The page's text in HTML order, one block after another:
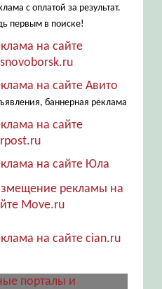
с оплатой за результат.
первым в поиске!
на сайте
на сайте Авито
баннерная реклама
на сайте
на сайте Юла
рекламы на
Move.ru
на сайте cian.ru
порталы и